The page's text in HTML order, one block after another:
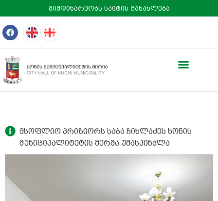
მიმდინარეობს საიტის განახლება
მსოფლიო პრიზიორს საბა ჩიხლაძეს ხონის
მუნიციპალიტეტის მერმა უმასპინძლა